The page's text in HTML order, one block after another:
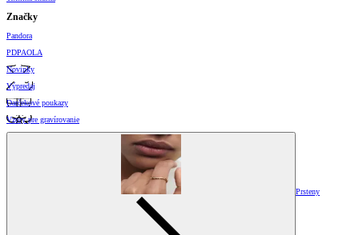
Značky
Pandora
PDPAOLA
Novinky
Výpredaj
Darčekové poukazy
Vzory pre gravírovanie
Prsteny